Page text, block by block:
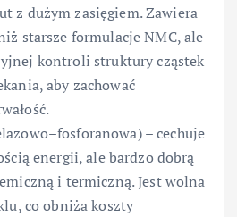
z dużym zasięgiem. Zawiera
starsze formulacje NMC, ale
kontroli struktury cząstek
aby zachować
– cechuje
energii, ale bardzo dobrą
i termiczną. Jest wolna
co obniża koszty